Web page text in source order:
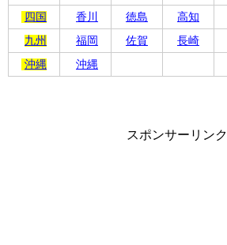
四国
香川 徳島 高知
九州
福岡 佐賀 長崎
沖縄
沖縄
スポンサーリンク